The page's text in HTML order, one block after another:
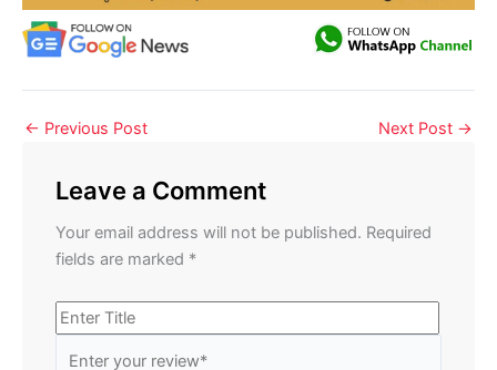
← Previous Post Next Post →
Leave a Comment
Your email address will not be published. Required
fields are marked *